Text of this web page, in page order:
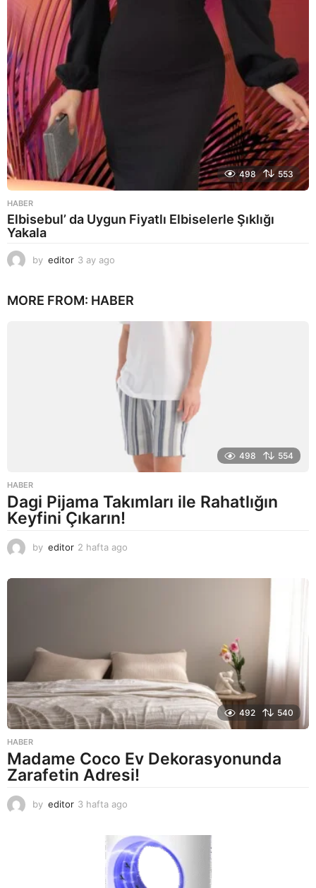
o
498 553
HABER
Elbisebul’ da Uygun Fiyatlı Elbiselerle Şıklığı
Yakala
by editor 3 ay ago
a
MORE FROM: HABER
498 554
HABER
Dagi Pijama Takımları ile Rahatlığın
Keyfini Çıkarın!
by editor 2 hafta ago
492 540
HABER
Madame Coco Ev Dekorasyonunda
Zarafetin Adresi!
by editor 3 hafta ago
a
g
o